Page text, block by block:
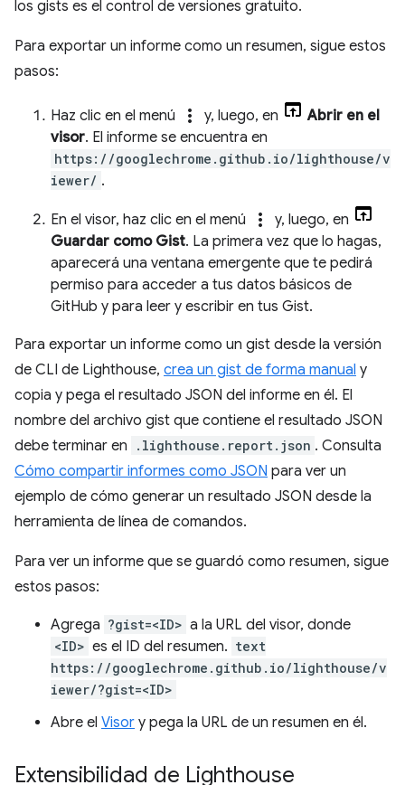
los gists es el control de versiones gratuito.
Para exportar un informe como un resumen, sigue estos
pasos:
Haz clic en el menú more_vert y, luego, en
Abrir en el
visor. El informe se encuentra en
https://googlechrome.github.io/lighthouse/v
iewer/ .
En el visor, haz clic en el menú more_vert
y, luego, en
Guardar como Gist. La primera vez que lo hagas,
aparecerá una ventana emergente que te pedirá
permiso para acceder a tus datos básicos de
GitHub y para leer y escribir en tus Gist.
Para exportar un informe como un gist desde la versión
de CLI de Lighthouse, crea un gist de forma manual y
copia y pega el resultado JSON del informe en él. El
nombre del archivo gist que contiene el resultado JSON
debe terminar en
.lighthouse.report.json . Consulta
Cómo compartir informes como JSON para ver un
ejemplo de cómo generar un resultado JSON desde la
herramienta de línea de comandos.
Para ver un informe que se guardó como resumen, sigue
estos pasos:
Agrega ?gist=<ID> a la URL del visor, donde
<ID> es el ID del resumen. text
https://googlechrome.github.io/lighthouse/v
iewer/?gist=<ID>
Abre el Visor y pega la URL de un resumen en él.
Extensibilidad de Lighthouse